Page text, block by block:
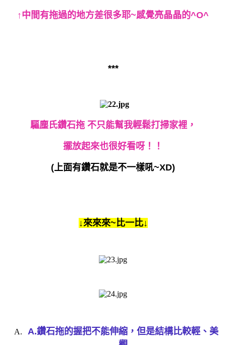
↑中間有拖過的地方差很多耶~感覺亮晶晶的^O^
***
驅塵氏鑽石拖 不只能幫我輕鬆打掃家裡，
擺放起來也很好看呀！！
(上面有鑽石就是不一樣吼~XD)
↓來來來~比一比↓
A.鑽石拖的握把不能伸縮，但是結構比較輕、美